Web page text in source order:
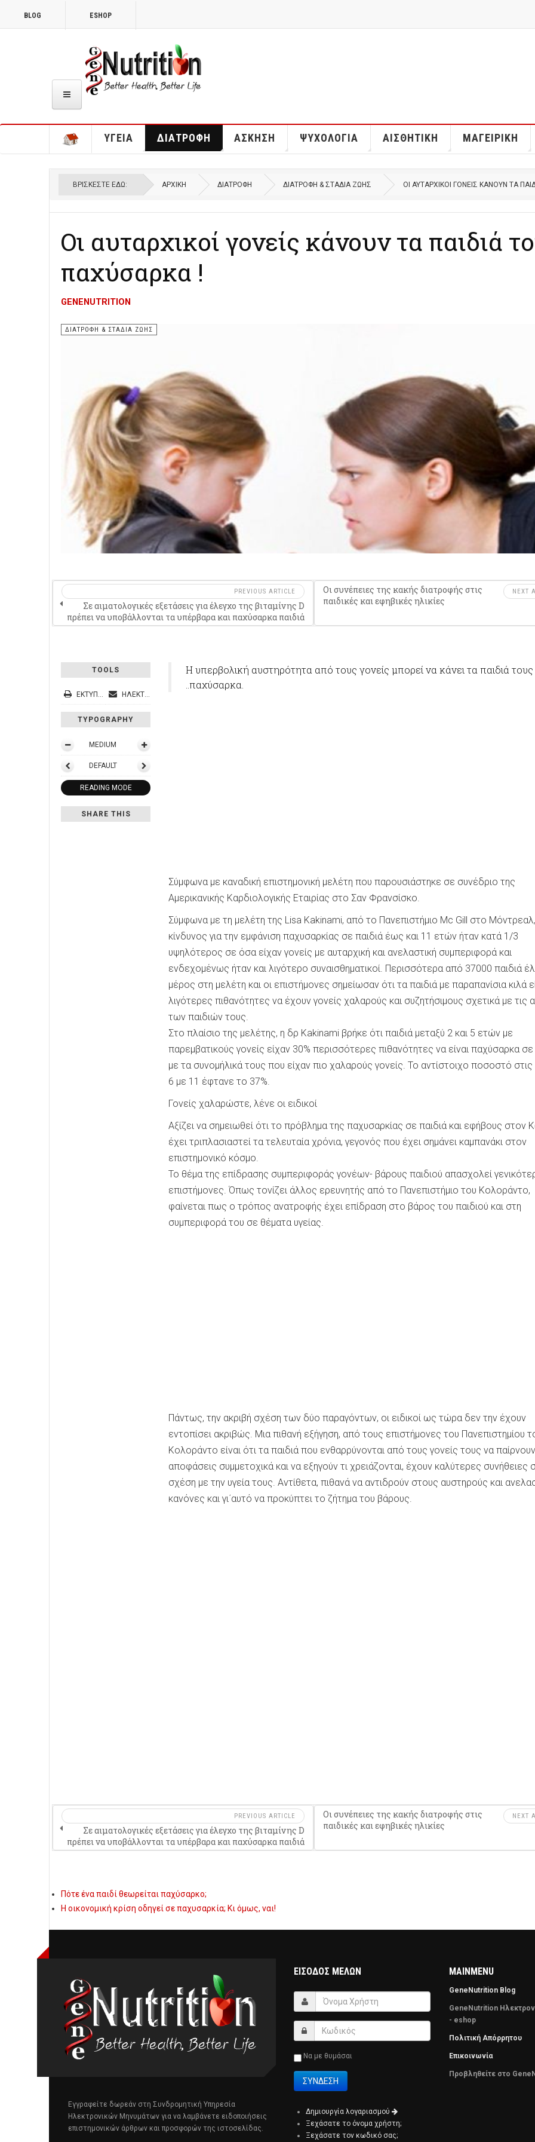
BLOG ESHOP
ΥΓΕΊΑ ΔΙΑΤΡΟΦΉ ΆΣΚΗΣΗ ΨΥΧΟΛΟΓΊΑ ΑΙΣΘΗΤΙΚΉ ΜΑΓΕΙΡΙΚΉ
ΒΡΊΣΚΕΣΤΕ ΕΔΏ: ΑΡΧΙΚΉ ΔΙΑΤΡΟΦΉ ΔΙΑΤΡΟΦΉ & ΣΤΆΔΙΑ ΖΩΉΣ ΟΙ ΑΥΤΑΡΧΙΚΟΊ ΓΟΝΕΊΣ ΚΆΝΟΥΝ ΤΑ
Οι αυταρχικοί γονείς κάνουν τα παιδιά
παχύσαρκα !
GENENUTRITION
ΔΙΑΤΡΟΦΉ & ΣΤΆΔΙΑ ΖΩΉΣ
PREVIOUS ARTICLE
Σε αιματολογικές εξετάσεις για έλεγχο της βιταμίνης D
πρέπει να υποβάλλονται τα υπέρβαρα και παχύσαρκα παιδιά
NEXT
Οι συνέπειες της κακής διατροφής στις
παιδικές και εφηβικές ηλικίες
TOOLS
ΕΚΤΎΠΩΣΗ ΗΛΕΚΤΡΟΝΙΚΌ ΤΑΧΥΔΡΟΜΕΊΟ
TYPOGRAPHY
MEDIUM
DEFAULT
READING MODE
SHARE THIS
Η υπερβολική αυστηρότητα από τους γονείς μπορεί να κάνει τα παιδιά τους
..παχύσαρκα.
Σύμφωνα με καναδική επιστημονική μελέτη που παρουσιάστηκε σε συνέδριο της
Αμερικανικής Καρδιολογικής Εταιρίας στο Σαν Φρανσίσκο.
Σύμφωνα με τη μελέτη της Lisa Kakinami, από το Πανεπιστήμιο Mc Gill στο
κίνδυνος για την εμφάνιση παχυσαρκίας σε παιδιά έως και 11 ετών ήταν κατά 1/3
υψηλότερος σε όσα είχαν γονείς με αυταρχική και ανελαστική συμπεριφορά και
ενδεχομένως ήταν και λιγότερο συναισθηματικοί. Περισσότερα από 37000 παιδιά
μέρος στη μελέτη και οι επιστήμονες σημείωσαν ότι τα παιδιά με παραπανίσια κιλά
λιγότερες πιθανότητες να έχουν γονείς χαλαρούς και συζητήσιμους σχετικά με τις
των παιδιών τους.
Στο πλαίσιο της μελέτης, η δρ Kakinami βρήκε ότι παιδιά μεταξύ 2 και 5 ετών με
παρεμβατικούς γονείς είχαν 30% περισσότερες πιθανότητες να είναι παχύσαρκα
με τα συνομήλικά τους που είχαν πιο χαλαρούς γονείς. Το αντίστοιχο ποσοστό στις
6 με 11 έφτανε το 37%.
Γονείς χαλαρώστε, λένε οι ειδικοί
Αξίζει να σημειωθεί ότι το πρόβλημα της παχυσαρκίας σε παιδιά και εφήβους στον
έχει τριπλασιαστεί τα τελευταία χρόνια, γεγονός που έχει σημάνει καμπανάκι στον
επιστημονικό κόσμο.
Το θέμα της επίδρασης συμπεριφοράς γονέων- βάρους παιδιού απασχολεί
επιστήμονες. Όπως τονίζει άλλος ερευνητής από το Πανεπιστήμιο του Κολοράντο,
φαίνεται πως ο τρόπος ανατροφής έχει επίδραση στο βάρος του παιδιού και στη
συμπεριφορά του σε θέματα υγείας.
Πάντως, την ακριβή σχέση των δύο παραγόντων, οι ειδικοί ως τώρα δεν την έχουν
εντοπίσει ακριβώς. Μια πιθανή εξήγηση, από τους επιστήμονες του Πανεπιστημίου
Κολοράντο είναι ότι τα παιδιά που ενθαρρύνονται από τους γονείς τους να παίρνουν
αποφάσεις συμμετοχικά και να εξηγούν τι χρειάζονται, έχουν καλύτερες συνήθειες
σχέση με την υγεία τους. Αντίθετα, πιθανά να αντιδρούν στους αυστηρούς και
κανόνες και γι΄αυτό να προκύπτει το ζήτημα του βάρους.
PREVIOUS ARTICLE
Σε αιματολογικές εξετάσεις για έλεγχο της βιταμίνης D
πρέπει να υποβάλλονται τα υπέρβαρα και παχύσαρκα παιδιά
NEXT
Οι συνέπειες της κακής διατροφής στις
παιδικές και εφηβικές ηλικίες
Πότε ένα παιδί θεωρείται παχύσαρκο;
Η οικονομική κρίση οδηγεί σε παχυσαρκία; Κι όμως, ναι!
Εγγραφείτε δωρεάν στη Συνδρομητική Υπηρεσία
Ηλεκτρονικών Μηνυμάτων για να λαμβάνετε ειδοποιήσεις
επιστημονικών άρθρων και προσφορών της ιστοσελίδας.
ΕΊΣΟΔΟΣ ΜΕΛΏΝ
Να με θυμάσαι
Δημιουργία λογαριασμού
Ξεχάσατε το όνομα χρήστη;
Ξεχάσατε τον κωδικό σας;
MAINMENU
GeneNutrition Blog
GeneNutrition
- eshop
Πολιτική Απόρρητου
Επικοινωνία
Προβληθείτε στο